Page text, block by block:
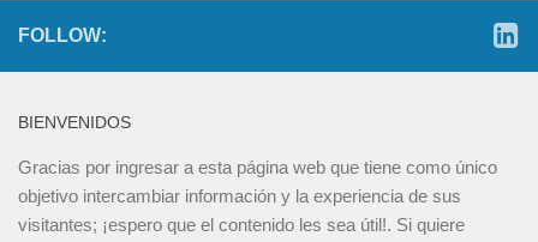
FOLLOW:
BIENVENIDOS
Gracias por ingresar a esta página web que tiene como único
objetivo intercambiar información y la experiencia de sus
visitantes; ¡espero que el contenido les sea útil!. Si quiere